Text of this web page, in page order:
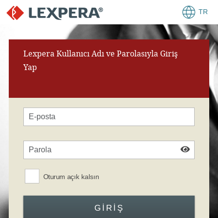
TR
Lexpera Kullanıcı Adı ve Parolasıyla Giriş
Yap
Oturum açık kalsın
GIRIŞ